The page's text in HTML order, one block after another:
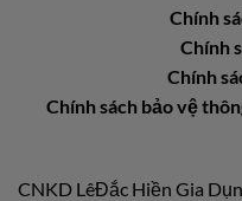
Chính
Chính
Chính
Chính sách bảo vệ
CNKD LêĐắc Hiền Gia